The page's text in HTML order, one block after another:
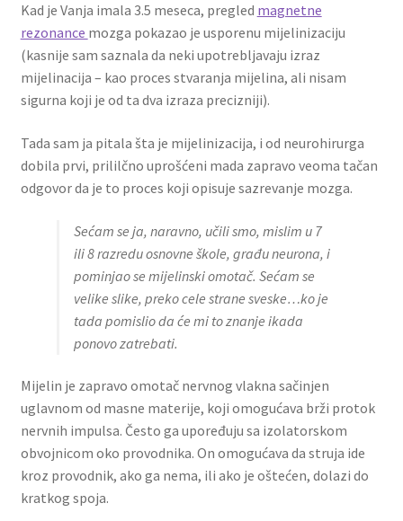
Kad je Vanja imala 3.5 meseca, pregled magnetne
rezonance mozga pokazao je usporenu mijelinizaciju
(kasnije sam saznala da neki upotrebljavaju izraz
mijelinacija – kao proces stvaranja mijelina, ali nisam
sigurna koji je od ta dva izraza precizniji).
Tada sam ja pitala šta je mijelinizacija, i od neurohirurga
dobila prvi, prililčno uprošćeni mada zapravo veoma tačan
odgovor da je to proces koji opisuje sazrevanje mozga.
Sećam se ja, naravno, učili smo, mislim u 7
ili 8 razredu osnovne škole, građu neurona, i
pominjao se mijelinski omotač. Sećam se
velike slike, preko cele strane sveske…ko je
tada pomislio da će mi to znanje ikada
ponovo zatrebati.
Mijelin je zapravo omotač nervnog vlakna sačinjen
uglavnom od masne materije, koji omogućava brži protok
nervnih impulsa. Često ga upoređuju sa izolatorskom
obvojnicom oko provodnika. On omogućava da struja ide
kroz provodnik, ako ga nema, ili ako je oštećen, dolazi do
kratkog spoja.